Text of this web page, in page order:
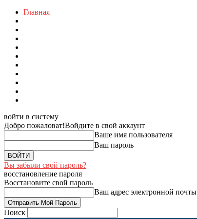
Главная
войти в систему
Добро пожаловат!Войдите в свой аккаунт
Ваше имя пользователя
Ваш пароль
Вы забыли свой пароль?
восстановление пароля
Восстановите свой пароль
Ваш адрес электронной почты
Поиск